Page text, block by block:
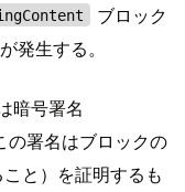
ブロック
が発生する。
暗号署名
の署名はブロックの
と）を証明するも